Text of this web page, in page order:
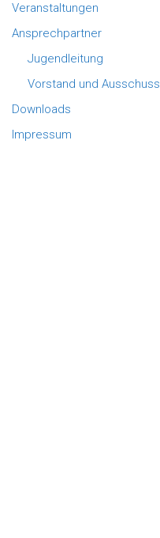
Veranstaltungen
Ansprechpartner
Jugendleitung
Vorstand und Ausschuss
Downloads
Impressum